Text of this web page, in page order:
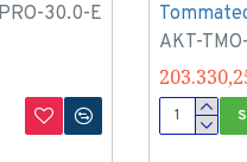
30.0-E
AKT-